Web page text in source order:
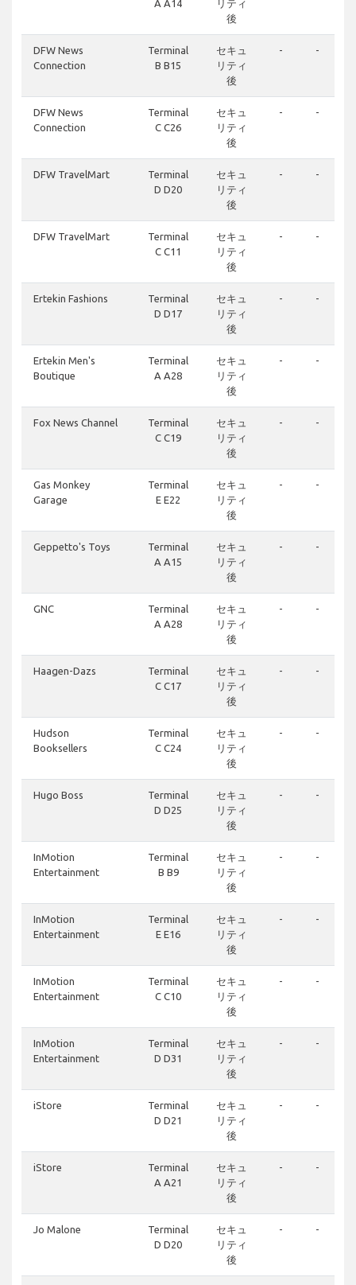
A A14
リティ
後
DFW News
Connection
Terminal
B B15
セキュ
リティ
後
- -
DFW News
Connection
Terminal
C C26
セキュ
リティ
後
- -
DFW TravelMart
Terminal
D D20
セキュ
リティ
後
- -
DFW TravelMart
Terminal
C C11
セキュ
リティ
後
- -
Ertekin Fashions
Terminal
D D17
セキュ
リティ
後
- -
Ertekin Men's
Boutique
Terminal
A A28
セキュ
リティ
後
- -
Fox News Channel
Terminal
C C19
セキュ
リティ
後
- -
Gas Monkey
Garage
Terminal
E E22
セキュ
リティ
後
- -
Geppetto's Toys
Terminal
A A15
セキュ
リティ
後
- -
GNC
Terminal
A A28
セキュ
リティ
後
- -
Haagen-Dazs
Terminal
C C17
セキュ
リティ
後
- -
Hudson
Booksellers
Terminal
C C24
セキュ
リティ
後
- -
Hugo Boss
Terminal
D D25
セキュ
リティ
後
- -
InMotion
Entertainment
Terminal
B B9
セキュ
リティ
後
- -
InMotion
Entertainment
Terminal
E E16
セキュ
リティ
後
- -
InMotion
Entertainment
Terminal
C C10
セキュ
リティ
後
- -
InMotion
Entertainment
Terminal
D D31
セキュ
リティ
後
- -
iStore
Terminal
D D21
セキュ
リティ
後
- -
iStore
Terminal
A A21
セキュ
リティ
後
- -
Jo Malone
Terminal
D D20
セキュ
リティ
後
- -